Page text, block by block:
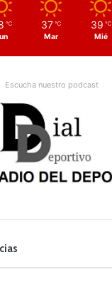
℃ 37 ℃
Mar
39 ℃
Mié
Escucha nuestro podcast